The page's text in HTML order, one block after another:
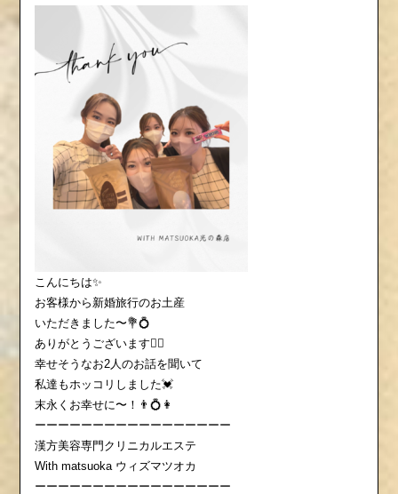
こんにちは✨
お客様から新婚旅行のお土産
いただきました〜💐💍
ありがとうございます🙇‍♀️
幸せそうなお2人のお話を聞いて
私達もホッコリしました💓
末永くお幸せに〜！👨💍👩
ーーーーーーーーーーーーーーーーー
漢方美容専門クリニカルエステ
With matsuoka ウィズマツオカ
ーーーーーーーーーーーーーーーーー